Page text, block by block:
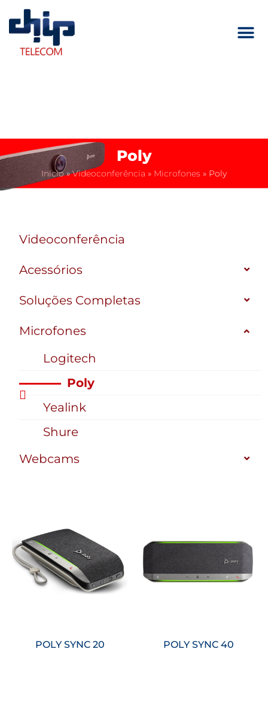
Poly
Início»Videoconferência » Microfones » Poly
Videoconferência
Acessórios
Soluções Completas
Microfones
Logitech
Poly
Yealink
Shure
Webcams
Saiba
mais
POLY SYNC 20
Saiba
mais
POLY SYNC 40